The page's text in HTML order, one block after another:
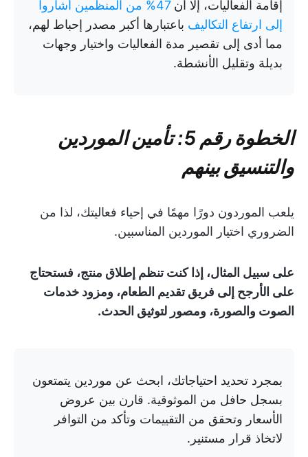
إقامة الفعاليات، إلا أن
47% من المنظمين أشاروا
إلى ارتفاع التكاليف باعتبارها أكبر مصدر إحباط لهم،
مما أدى إلى تقصير مدة الفعاليات واختيار وجهات
بديلة وتقليل الأنشطة.
الخطوة رقم 5: تأمين الموردين
والتنسيق بينهم
يلعب الموردون دورًا مهمًا في إحياء فعاليتك، لذا من
الضروري اختيار الموردين المناسبين.
على سبيل المثال، إذا كنت تنظم إطلاق منتج، فستحتاج
على الأرجح إلى فريق تقديم الطعام، ومزود خدمات
الصوت والصورة، ومصور لتوثيق الحدث.
بمجرد تحديد احتياجاتك، ابحث عن موردين يتمتعون
بسجل حافل من الموثوقية. قارن بين عروض
الأسعار وتحقق من التقييمات وتأكد من التوافر
لاتخاذ قرار مستنير.